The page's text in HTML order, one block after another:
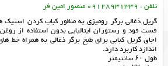
تلفن : 09128931339 منصور امین فر
گریل ذغالی برگر رومیزی به منظور کباب کردن
فست فود و رستوران ایتالیایی بدون استفاده از
اجاق گریل کبابی برای طبخ برگر ذغالی به همراه
اندازد کاربرد دارد.
طول ۶۰ سانتیمتر